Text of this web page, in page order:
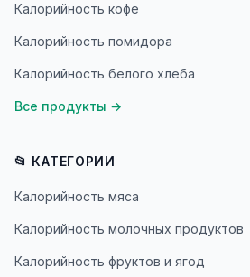
Калорийность кофе
Калорийность помидора
Калорийность белого хлеба
Все продукты →
📂 КАТЕГОРИИ
Калорийность мяса
Калорийность молочных продуктов
Калорийность фруктов и ягод